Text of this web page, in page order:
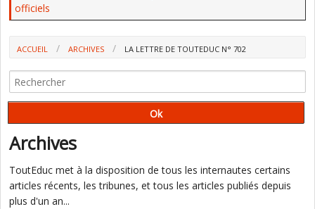
officiels
ACCUEIL ARCHIVES LA LETTRE DE TOUTEDUC N° 702
Archives
ToutEduc met à la disposition de tous les internautes certains
articles récents, les tribunes, et tous les articles publiés depuis
plus d'un an...